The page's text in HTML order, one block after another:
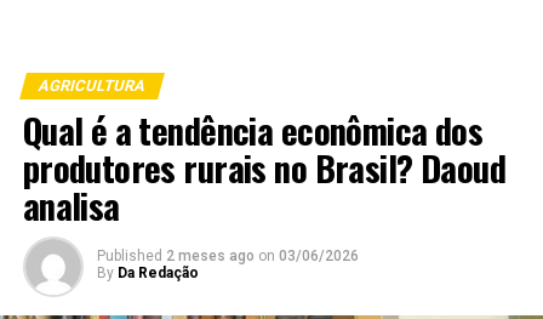
AGRICULTURA
Qual é a tendência econômica dos
produtores rurais no Brasil? Daoud
analisa
Published 2 meses ago on 03/06/2026
By Da Redação